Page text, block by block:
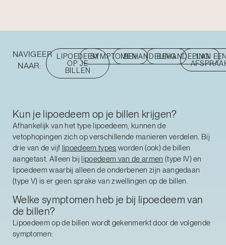
NAVIGEER
NAAR:
LIPOEDEEM
OP JE
BILLEN
SYMPTOMENBEHANDELINGBEHANDELING
PLAN
Kun je lipoedeem op je billen krijgen?
Afhankelijk van het type lipoedeem, kunnen de
vetophopingen zich op verschillende manieren verdelen. Bij
drie van de vijf lipoedeem types worden (ook) de billen
aangetast. Alleen bij lipoedeem van de armen (type IV) en
lipoedeem waarbij alleen de onderbenen zijn aangedaan
(type V) is er geen sprake van zwellingen op de billen.
Welke symptomen heb je bij lipoedeem van
de billen?
Lipoedeem op de billen wordt gekenmerkt door de volgende
symptomen: